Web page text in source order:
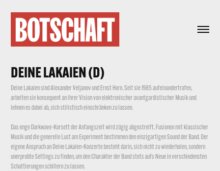
DEINE LAKAIEN (D)
Deine Lakaien sind Alexander Veljanov und Ernst Horn. Seit sie 1985 aufeinandertrafen,
arbeiten sie konsequent an ihrer Vision von elektronischer avantgardistischer Musik und
lehnen es dabei ab, sich stilistisch einschränken zu lassen.
Das enge Darkwave-Korsett der Anfangszeit wird zügig abgestreift. Fusionen mit klassischer
Musik und die generelle Lust am Experiment bestimmen den einzigartigen Sound der Band. Der
eigene Anspruch an Deine Lakaien-Konzerte besteht darin, sich nicht zu wiederholen, sondern
unerprobte Settings zu finden, um den Charakter der Band stets aufs Neue in verschiedensten
Schattierungen schillern zu lassen.